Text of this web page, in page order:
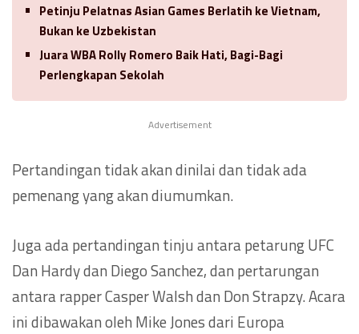
Petinju Pelatnas Asian Games Berlatih ke Vietnam,
Bukan ke Uzbekistan
Juara WBA Rolly Romero Baik Hati, Bagi-Bagi
Perlengkapan Sekolah
Advertisement
Pertandingan tidak akan dinilai dan tidak ada
pemenang yang akan diumumkan.
Juga ada pertandingan tinju antara petarung UFC
Dan Hardy dan Diego Sanchez, dan pertarungan
antara rapper Casper Walsh dan Don Strapzy. Acara
ini dibawakan oleh Mike Jones dari Europa